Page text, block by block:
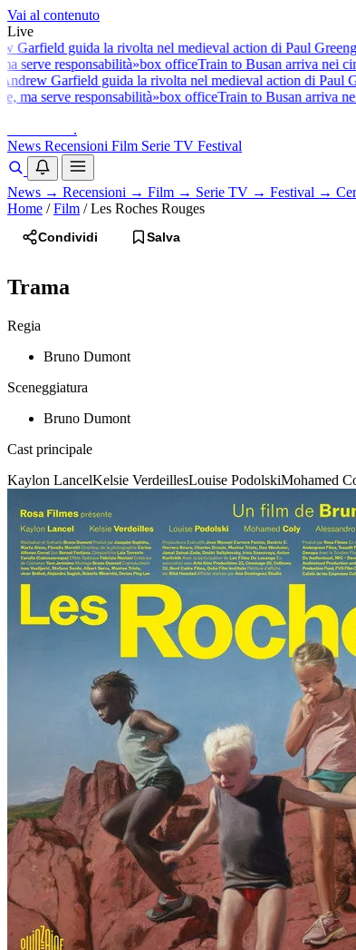
Vai al contenuto
Live
Garfield guida la rivolta nel medieval action di Paul
serve responsabilità»box officeTrain to Busan arriva nei
Garfield guida la rivolta nel medieval action di Paul
ma serve responsabilità»box officeTrain to Busan arriva
.
News Recensioni Film Serie TV Festival
News → Recensioni → Film → Serie TV → Festival →
Home / Film / Les Roches Rouges
Condividi Salva
Trama
Regia
Bruno Dumont
Sceneggiatura
Bruno Dumont
Cast principale
Kaylon LancelKelsie VerdeillesLouise PodolskiMohamed